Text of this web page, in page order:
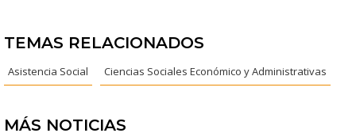
TEMAS RELACIONADOS
Asistencia Social Ciencias Sociales Económico y Administrativas
MÁS NOTICIAS